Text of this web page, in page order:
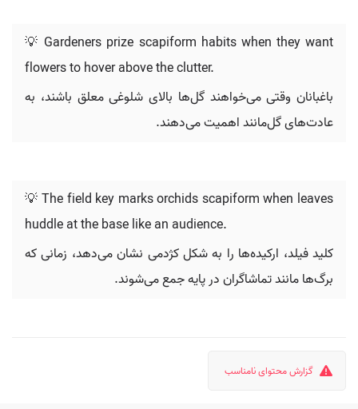
💡 Gardeners prize scapiform habits when they want
flowers to hover above the clutter.
باغبانان وقتی می‌خواهند گل‌ها بالای شلوغی معلق باشند، به
عادت‌های گل‌مانند اهمیت می‌دهند.
💡 The field key marks orchids scapiform when leaves
huddle at the base like an audience.
کلید فیلد، ارکیده‌ها را به شکل کژدمی نشان می‌دهد، زمانی که
برگ‌ها مانند تماشاگران در پایه جمع می‌شوند.
گزارش محتوای نامناسب